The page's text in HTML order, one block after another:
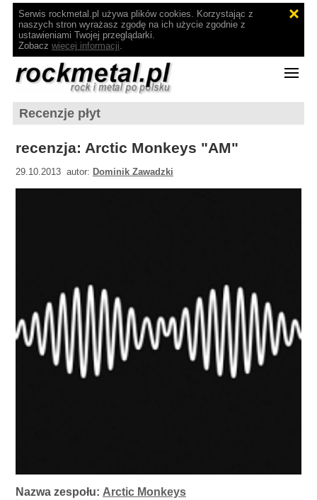
Serwis rockmetal.pl używa plików cookies. Korzystając z
naszych stron wyrażasz zgodę na ich użycie zgodnie z
ustawieniami Twojej przeglądarki.
Zobacz więcej informacji.
Recenzje płyt
recenzja: Arctic Monkeys "AM"
29.10.2013 autor: Dominik Zawadzki
Nazwa zespołu: Arctic Monkeys